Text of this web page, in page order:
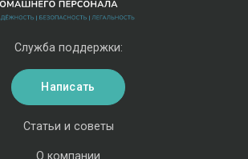
Статьи и советы
О компании
Служба поддержки:
Написать